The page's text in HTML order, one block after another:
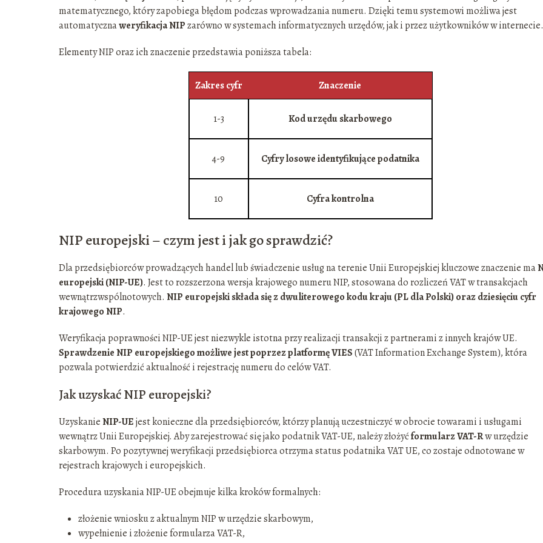
matematycznego, który zapobiega błędom podczas wprowadzania numeru. Dzięki temu systemowi możliwa jest
automatycznaweryfikacja NIPzarówno w systemach informatycznych urzędów, jak i przez użytkowników w internecie.
Elementy NIP oraz ich znaczenie przedstawia poniższa tabela:
Zakres cyfr Znaczenie
1-3 Kod urzędu skarbowego
4-9 Cyfry losowe identyfikujące podatnika
10 Cyfra kontrolna
NIP europejski – czym jest i jak go sprawdzić?
Dla przedsiębiorców prowadzących handel lub świadczenie usług na terenie Unii Europejskiej kluczowe znaczenie ma
europejski (NIP-UE). Jest to rozszerzona wersja krajowego numeru NIP, stosowana do rozliczeń VAT w transakcjach
wewnątrzwspólnotowych. NIP europejski składa się z dwuliterowego kodu kraju (PL dla Polski) oraz dziesięciu cyfr
krajowego NIP.
Weryfikacja poprawności NIP-UE jest niezwykle istotna przy realizacji transakcji z partnerami z innych krajów UE.
Sprawdzenie NIP europejskiego możliwe jest poprzez platformę VIES(VAT Information Exchange System), która
pozwala potwierdzić aktualność i rejestrację numeru do celów VAT.
Jak uzyskać NIP europejski?
UzyskanieNIP-UEjest konieczne dla przedsiębiorców, którzy planują uczestniczyć w obrocie towarami i usługami
wewnątrz Unii Europejskiej. Aby zarejestrować się jako podatnik VAT-UE, należy złożyćformularz VAT-Rw urzędzie
skarbowym. Po pozytywnej weryfikacji przedsiębiorca otrzyma status podatnika VAT UE, co zostaje odnotowane w
rejestrach krajowych i europejskich.
Procedura uzyskania NIP-UE obejmuje kilka kroków formalnych:
złożenie wniosku z aktualnym NIP w urzędzie skarbowym,
wypełnienie i złożenie formularza VAT-R,